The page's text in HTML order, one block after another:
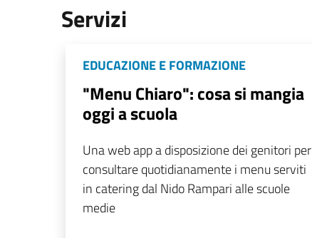
Servizi
EDUCAZIONE E FORMAZIONE
"Menu Chiaro": cosa si mangia
oggi a scuola
Una web app a disposizione dei genitori per
consultare quotidianamente i menu serviti
in catering dal Nido Rampari alle scuole
medie